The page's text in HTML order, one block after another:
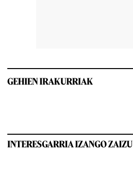
GEHIEN IRAKURRIAK
INTERESGARRIA IZANGO ZAIZU